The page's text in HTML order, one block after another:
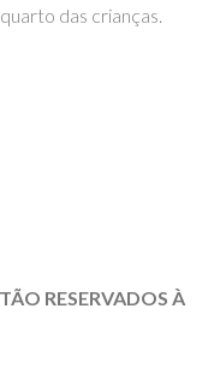
das crianças.
RESERVADOS À